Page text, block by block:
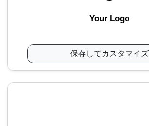
Your Logo
保存してカスタマイズ